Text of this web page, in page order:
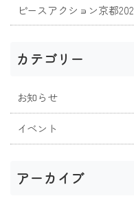
ピースアクション京都
カテゴリー
お知らせ
イベント
アーカイブ